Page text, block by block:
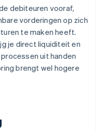
debiteuren vooraf,
vorderingen op zich
te maken heeft.
je direct liquiditeit en
uit handen
brengt wel hogere